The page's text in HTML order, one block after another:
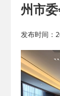
·
·
州市
发布时间：